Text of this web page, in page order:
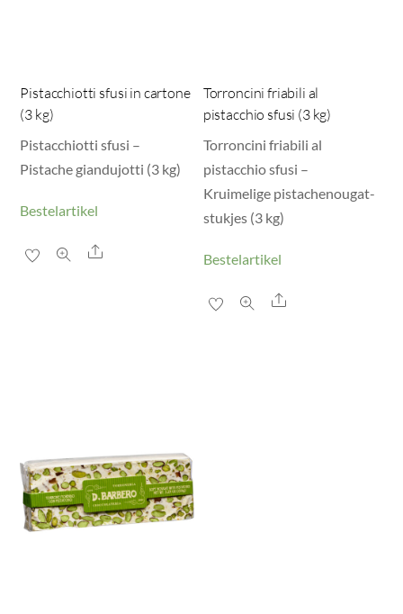
Pistacchiotti sfusi in cartone
(3 kg)
Pistacchiotti sfusi –
Pistache giandujotti (3 kg)
Bestelartikel
Share
Torroncini friabili al
pistacchio sfusi (3 kg)
Torroncini friabili al
pistacchio sfusi –
Kruimelige pistachenougat-
stukjes (3 kg)
Bestelartikel
Share